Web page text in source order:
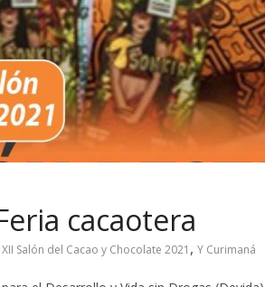
cacaotera
Salón del Cacao y Chocolate 2021 , Y Curimaná